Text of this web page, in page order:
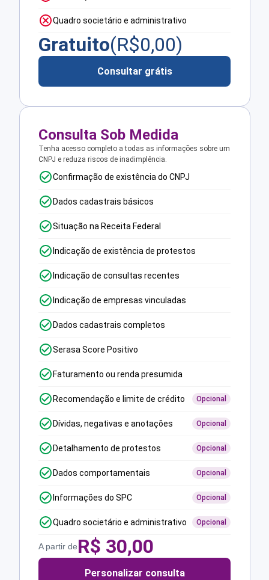
Quadro societário e administrativo
Gratuito(R$0,00)
Consultar grátis
Consulta Sob Medida
Tenha acesso completo a todas as informações sobre um
CNPJ e reduza riscos de inadimplência.
Confirmação de existência do CNPJ
Dados cadastrais básicos
Situação na Receita Federal
Indicação de existência de protestos
Indicação de consultas recentes
Indicação de empresas vinculadas
Dados cadastrais completos
Serasa Score Positivo
Faturamento ou renda presumida
Recomendação e limite de crédito Opcional
Dívidas, negativas e anotações Opcional
Detalhamento de protestos Opcional
Dados comportamentais Opcional
Informações do SPC Opcional
Quadro societário e administrativo Opcional
A partir deR$ 30,00
Personalizar consulta